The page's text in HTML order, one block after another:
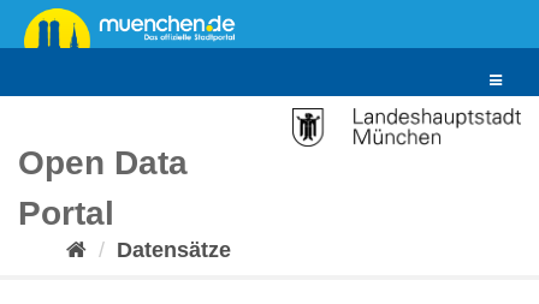
Überspringen
zum
Toggle
Open Data
Portal
Datensätze